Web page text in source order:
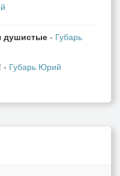
встреч
душистые- Губарь
- Губарь Юрий